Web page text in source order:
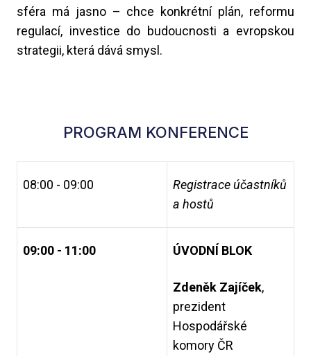
sféra má jasno – chce konkrétní plán, reformu
regulací, investice do budoucnosti a evropskou
strategii, která dává smysl.
PROGRAM KONFERENCE
08:00 - 09:00
Registrace účastníků
a hostů
09:00 - 11:00 ÚVODNÍ BLOK
Zdeněk Zajíček,
prezident
Hospodářské
komory ČR